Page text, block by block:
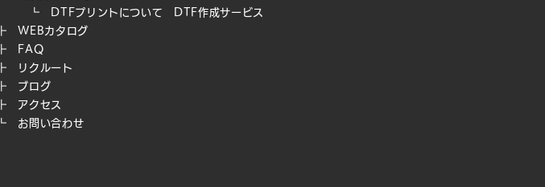
┗ DTFプリントについて
DTF作成サービス
┣
WEB​カタログ
┣
FAQ
┣ リクルート
┣
ブログ
┣
アクセス
┗ お問い合わせ